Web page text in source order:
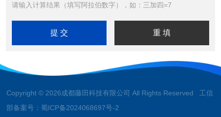
请输入计算结果（填写阿拉伯数字），如：三加四=7
Copyright © 2026成都藤田科技有限公司 All Rights Reserved 工信
部备案号：蜀ICP备2024068697号-2